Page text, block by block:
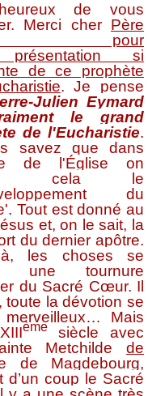
de vous
Merci cher Père
pour
si
de ce prophète
. Je pense
Julien Eymard
le grand
de l'Eucharistie.
savez que dans
de l'Église on
cela le
du
Tout est donné au
et, on le sait, la
du dernier apôtre.
les choses se
une tournure
du Sacré Cœur. Il
toute la dévotion se
Mais
èmesiècle avec
Metchilde de
de Magdebourg,
coup le Sacré